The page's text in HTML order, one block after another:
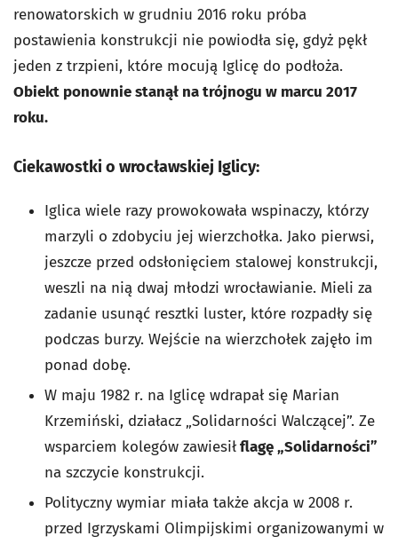
renowatorskich w grudniu 2016 roku próba
postawienia konstrukcji nie powiodła się, gdyż pękł
jeden z trzpieni, które mocują Iglicę do podłoża.
Obiekt ponownie stanął na trójnogu w marcu 2017
roku.
Ciekawostki o wrocławskiej Iglicy:
Iglica wiele razy prowokowała wspinaczy, którzy
marzyli o zdobyciu jej wierzchołka. Jako pierwsi,
jeszcze przed odsłonięciem stalowej konstrukcji,
weszli na nią dwaj młodzi wrocławianie. Mieli za
zadanie usunąć resztki luster, które rozpadły się
podczas burzy. Wejście na wierzchołek zajęło im
ponad dobę.
W maju 1982 r. na Iglicę wdrapał się Marian
Krzemiński, działacz „Solidarności Walczącej”. Ze
wsparciem kolegów zawiesiłflagę „Solidarności”
na szczycie konstrukcji.
Polityczny wymiar miała także akcja w 2008 r.
przed Igrzyskami Olimpijskimi organizowanymi w